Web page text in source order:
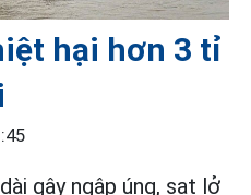
hại hơn 3 tỉ
gây ngập úng, sạt lở